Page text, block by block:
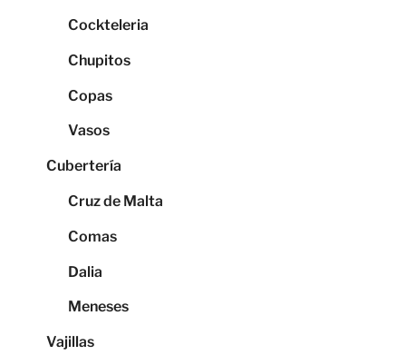
Cockteleria
Chupitos
Copas
Vasos
Cubertería
Cruz de Malta
Comas
Dalia
Meneses
Vajillas